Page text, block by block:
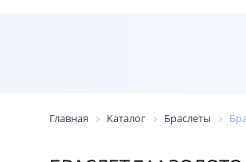
Главная Каталог Браслеты